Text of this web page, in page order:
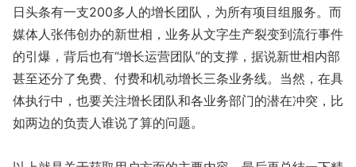
日头条有一支200多人的增长团队，为所有项目组服务。而
媒体人张伟创办的新世相，业务从文字生产裂变到流行事件
的引爆，背后也有“增长运营团队”的支撑，据说新世相内部
甚至还分了免费、付费和机动增长三条业务线。当然，在具
体执行中，也要关注增长团队和各业务部门的潜在冲突，比
如两边的负责人谁说了算的问题。